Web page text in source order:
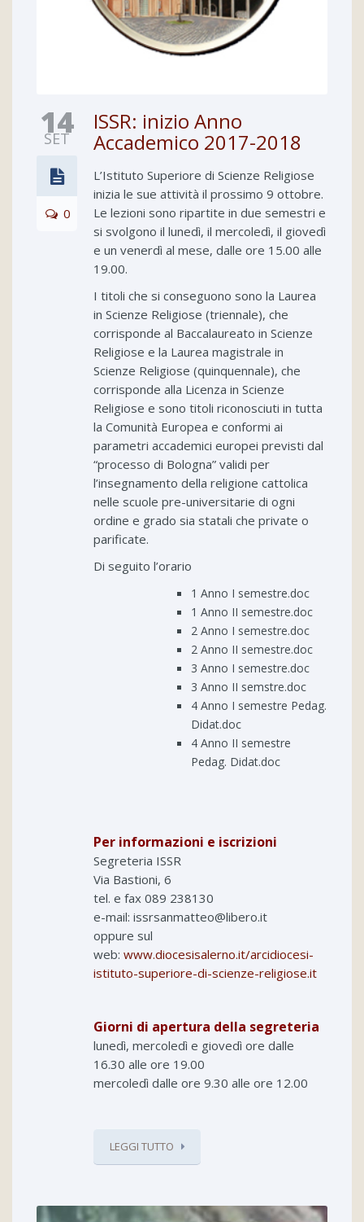
14
SET
0
ISSR: inizio Anno
Accademico 2017-2018
L’Istituto Superiore di Scienze Religiose
inizia le sue attività il prossimo 9 ottobre.
Le lezioni sono ripartite in due semestri e
si svolgono il lunedì, il mercoledì, il giovedì
e un venerdì al mese, dalle ore 15.00 alle
19.00.
I titoli che si conseguono sono la Laurea
in Scienze Religiose (triennale), che
corrisponde al Baccalaureato in Scienze
Religiose e la Laurea magistrale in
Scienze Religiose (quinquennale), che
corrisponde alla Licenza in Scienze
Religiose e sono titoli riconosciuti in tutta
la Comunità Europea e conformi ai
parametri accademici europei previsti dal
“processo di Bologna” validi per
l’insegnamento della religione cattolica
nelle scuole pre-universitarie di ogni
ordine e grado sia statali che private o
parificate.
Di seguito l’orario
1 Anno I semestre.doc
1 Anno II semestre.doc
2 Anno I semestre.doc
2 Anno II semestre.doc
3 Anno I semestre.doc
3 Anno II semstre.doc
4 Anno I semestre Pedag.
Didat.doc
4 Anno II semestre
Pedag. Didat.doc
Per informazioni e iscrizioni
Segreteria ISSR
Via Bastioni, 6
tel. e fax 089 238130
e-mail: issrsanmatteo@libero.it
oppure sul
web: www.diocesisalerno.it/arcidiocesi-
istituto-superiore-di-scienze-religiose.it
Giorni di apertura della segreteria
lunedì, mercoledì e giovedì ore dalle
16.30 alle ore 19.00
mercoledì dalle ore 9.30 alle ore 12.00
LEGGI TUTTO